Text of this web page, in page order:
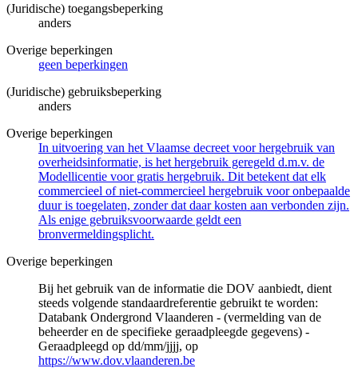
(Juridische) toegangsbeperking
anders
Overige beperkingen
geen beperkingen
(Juridische) gebruiksbeperking
anders
Overige beperkingen
In uitvoering van het Vlaamse decreet voor hergebruik van
overheidsinformatie, is het hergebruik geregeld d.m.v. de
Modellicentie voor gratis hergebruik. Dit betekent dat elk
commercieel of niet-commercieel hergebruik voor onbepaalde
duur is toegelaten, zonder dat daar kosten aan verbonden zijn.
Als enige gebruiksvoorwaarde geldt een
bronvermeldingsplicht.
Overige beperkingen
Bij het gebruik van de informatie die DOV aanbiedt, dient
steeds volgende standaardreferentie gebruikt te worden:
Databank Ondergrond Vlaanderen - (vermelding van de
beheerder en de specifieke geraadpleegde gegevens) -
Geraadpleegd op dd/mm/jjjj, op
https://www.dov.vlaanderen.be